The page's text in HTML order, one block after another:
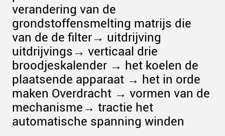
verandering van de
grondstoffensmelting matrijs die
van de de filter→ uitdrijving
uitdrijvings→ verticaal drie
broodjeskalender → het koelen de
plaatsende apparaat → het in orde
maken Overdracht → vormen van de
mechanisme→ tractie het
automatische spanning winden